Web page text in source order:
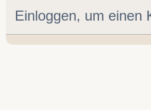
Einloggen, um einen